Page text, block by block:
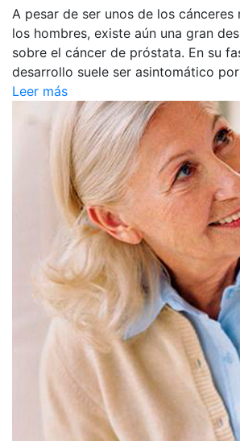
A pesar de ser unos de los cánceres
los hombres, existe aún una gran
sobre el cáncer de próstata. En su
desarrollo suele ser asintomático
Leer más